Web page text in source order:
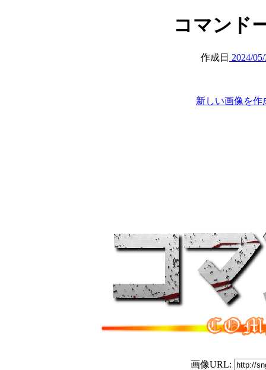
コマンド
作成日 2024/
新しい画像を作
画像URL: